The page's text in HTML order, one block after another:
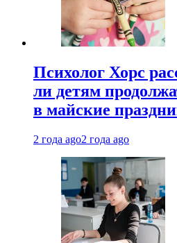
Психолог Хорс
ли детям
в майские
2 года ago2 года ago